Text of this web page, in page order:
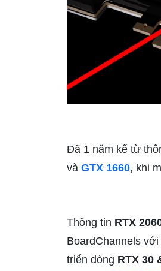
Đã 1 năm kể từ
và GTX 1660, khi
Thông tin RTX
BoardChannels
triển dòng RTX 30